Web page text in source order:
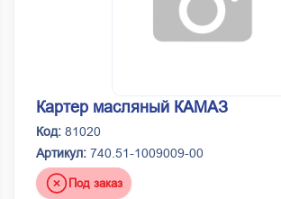
Картер масляный КАМАЗ
Код: 81020
Артикул: 740.51-1009009-00
Под заказ